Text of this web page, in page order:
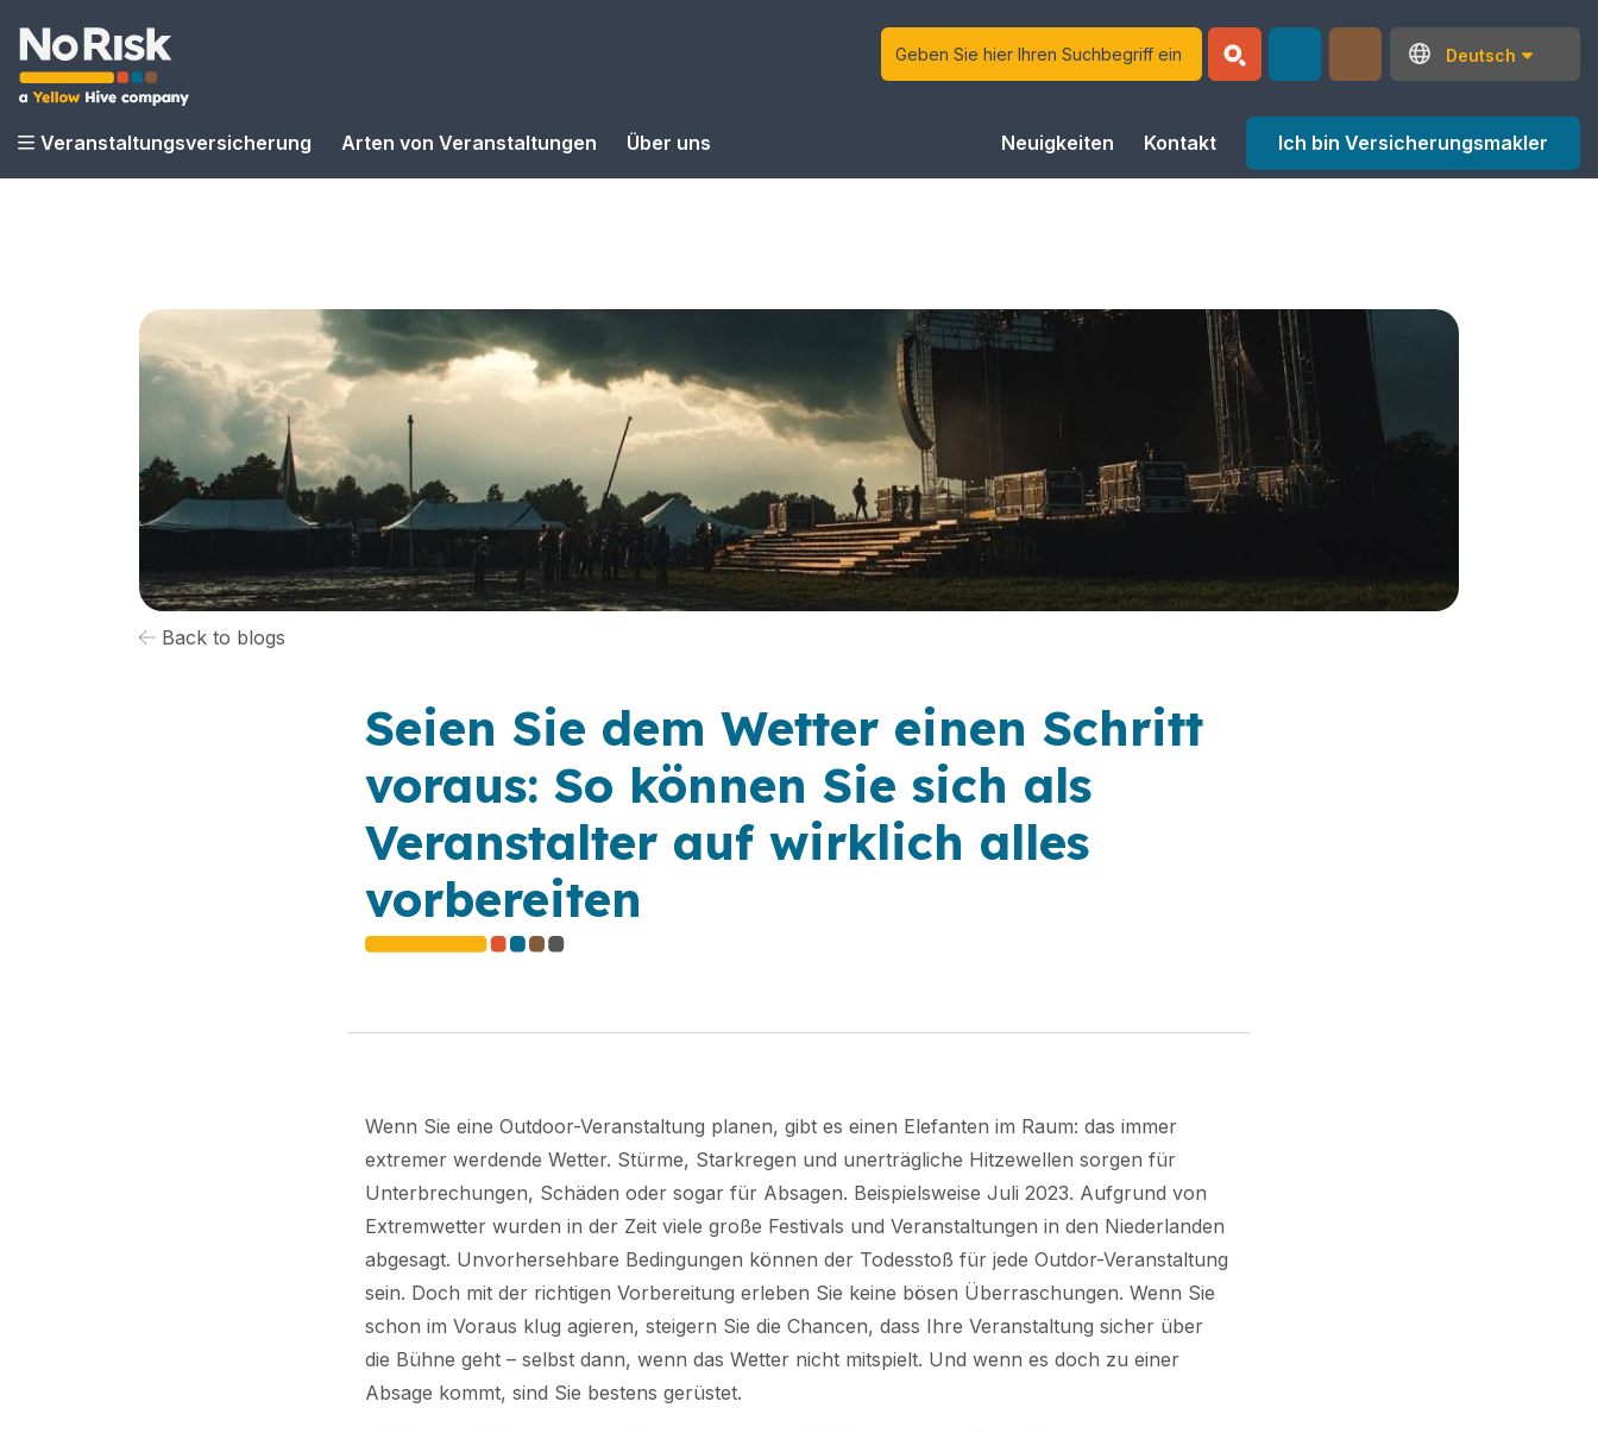
Deutsch
Veranstaltungsversicherung Arten von Veranstaltungen Über uns Neuigkeiten Kontakt Ich bin Versicherungsmakler
Back to blogs
Seien Sie dem Wetter einen Schritt
voraus: So können Sie sich als
Veranstalter auf wirklich alles
vorbereiten
Wenn Sie eine Outdoor-Veranstaltung planen, gibt es einen Elefanten im Raum: das immer
extremer werdende Wetter. Stürme, Starkregen und unerträgliche Hitzewellen sorgen für
Unterbrechungen, Schäden oder sogar für Absagen. Beispielsweise Juli 2023. Aufgrund von
Extremwetter wurden in der Zeit viele große Festivals und Veranstaltungen in den Niederlanden
abgesagt. Unvorhersehbare Bedingungen können der Todesstoß für jede Outdor-Veranstaltung
sein. Doch mit der richtigen Vorbereitung erleben Sie keine bösen Überraschungen. Wenn Sie
schon im Voraus klug agieren, steigern Sie die Chancen, dass Ihre Veranstaltung sicher über
die Bühne geht – selbst dann, wenn das Wetter nicht mitspielt. Und wenn es doch zu einer
Absage kommt, sind Sie bestens gerüstet.